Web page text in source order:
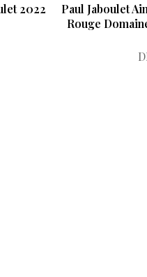
2022
Paul Jaboulet
Rouge